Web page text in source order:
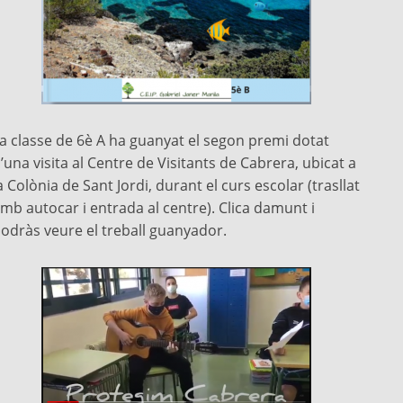
classe de 6è A ha guanyat el segon premi dotat
visita al Centre de Visitants de Cabrera, ubicat a
Colònia de Sant Jordi, durant el curs escolar (trasllat
autocar i entrada al centre). Clica damunt i
veure el treball guanyador.